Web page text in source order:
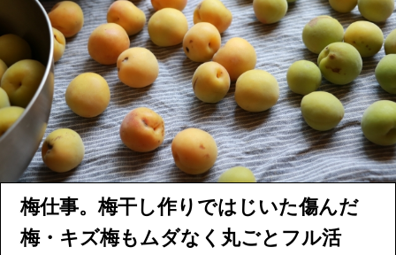
梅仕事。梅干し作りではじいた傷んだ
梅・キズ梅もムダなく丸ごとフル活